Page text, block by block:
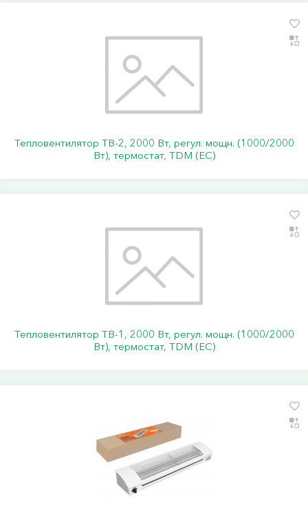
Тепловентилятор ТВ-2, 2000 Вт, регул. мощн. (1000/2000
Вт), термостат, TDM (ЕС)
Тепловентилятор ТВ-1, 2000 Вт, регул. мощн. (1000/2000
Вт), термостат, TDM (ЕС)